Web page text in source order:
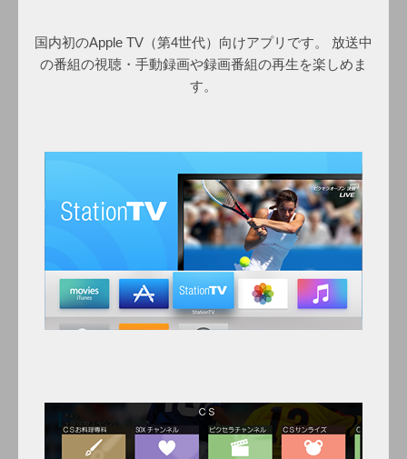
国内初のApple TV（第4世代）向けアプリです。 放送中
の番組の視聴・手動録画や録画番組の再生を楽しめま
す。